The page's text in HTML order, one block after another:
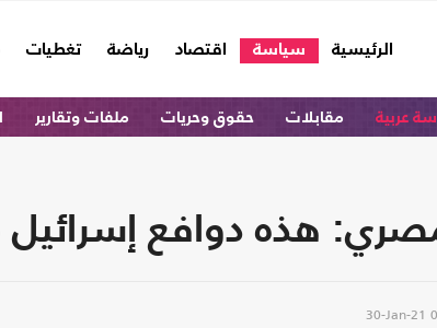
الرئيسية
(current) سياسة اقتصاد رياضة تغطيات
عربية مقابلات حقوق وحريات ملفات وتقارير
هذه دوافع
30-Jan-21